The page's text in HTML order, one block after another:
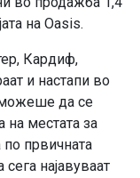
на Oasis.
Кардиф,
и настапи во
да се
на местата за
првичната
најавуваат